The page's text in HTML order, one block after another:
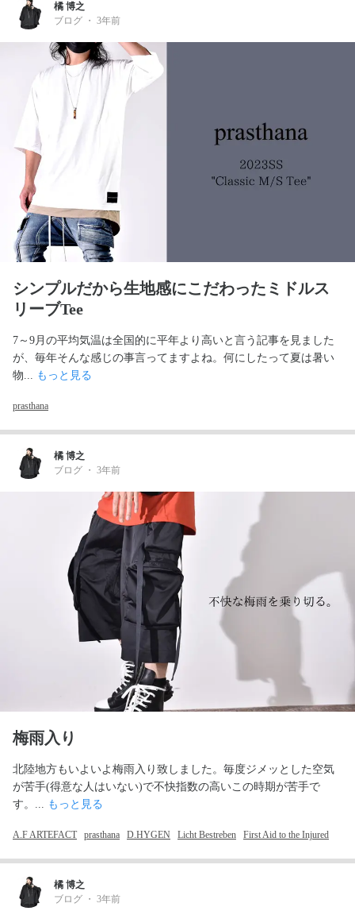
橘 博之
ブログ ・ 3年前
シンプルだから生地感にこだわったミドルス
リーブTee
7～9月の平均気温は全国的に平年より高いと言う記事を見ました
が、毎年そんな感じの事言ってますよね。何にしたって夏は暑い
物... もっと見る
prasthana
橘 博之
ブログ ・ 3年前
梅雨入り
北陸地方もいよいよ梅雨入り致しました。毎度ジメッとした空気
が苦手(得意な人はいない)で不快指数の高いこの時期が苦手で
す。... もっと見る
A.F ARTEFACT prasthana D.HYGEN Licht Bestreben First Aid to the Injured
橘 博之
ブログ ・ 3年前